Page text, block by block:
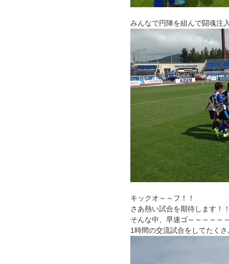
みんなで円陣を組んで闘魂注
キックオ～～フ！！
さあ熱い試合を期待します！
そんな中、早速ゴ～～～～～
1時間の交流試合をしてたく